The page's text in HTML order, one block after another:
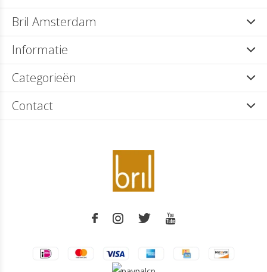
Bril Amsterdam
Informatie
Categorieën
Contact